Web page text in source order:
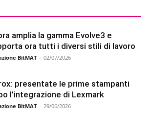
amplia la gamma Evolve3 e
ora tutti i diversi stili di lavoro
BitMAT - 02/07/2026
presentate le prime stampanti
l’integrazione di Lexmark
BitMAT - 29/06/2026